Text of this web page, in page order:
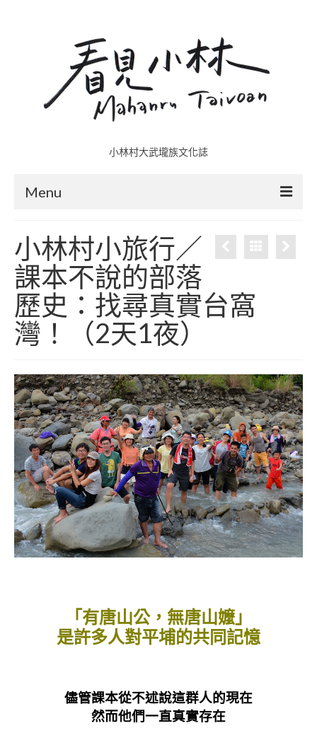
小林村大武壠族文化誌
Menu
五里埔
日光小林
小愛小林
媒體上的小林
誰是大武壠族
語言傳承
祭儀信仰
工藝服飾
民族植物
風味飲食
歌舞文化
旅遊資訊
部落美食
關於我們
小林村小旅行／
課本不說的部落
歷史：找尋真實台窩
灣！（2天1夜）
「有唐山公，無唐山嬤」
是許多人對平埔的共同記憶
儘管課本從不述說這群人的現在
然而他們一直真實存在